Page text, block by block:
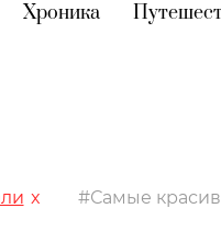
(current)
Хроника (current)
Самые